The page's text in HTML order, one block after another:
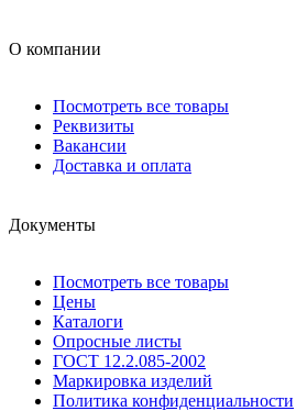
О компании
Посмотреть все товары
Реквизиты
Вакансии
Доставка и оплата
Документы
Посмотреть все товары
Цены
Каталоги
Опросные листы
ГОСТ 12.2.085-2002
Маркировка изделий
Политика конфиденциальности